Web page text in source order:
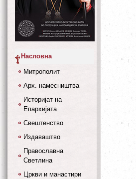
Насловна
Митрополит
Арх. намесништва
Историјат на
Епархијата
Свештенство
Издаваштво
Православна
Светлина
Цркви и манастири